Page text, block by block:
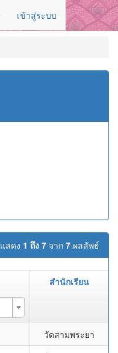
เข้าสู่ระบบ
แสดง 1 ถึง 7 จาก 7 ผลลัพธ์
สำนักเรียน
วัดสามพระยา